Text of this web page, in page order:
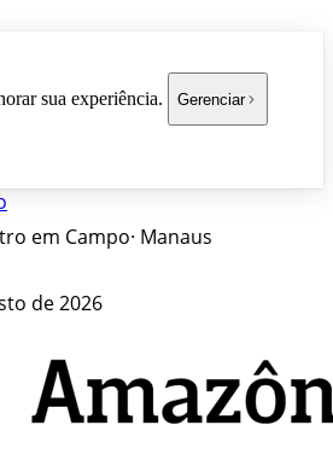
sua experiência. Gerenciar
em Campo· Manaus
de 2026